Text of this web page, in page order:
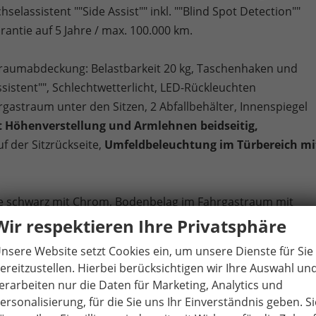
""Side Assist"" inkl. ""Blind Spot Detection""
auf 5 Jahre / max. 100.000 km.
Belastbarkeit 20 kg, Taschenhaken und
Schlechtwetterlicht, LED-Rückleuchten
unter den Sitzen, 2 Abfallbehälter, Innenspiegel
und Armlehnen beidseitig,
der Sitzrückseite, Umfeldbeleuchtung im Türbereich
mit Chrom, Bodenbelag im Fahrgastraum mit
Brushed"", Sitzbezüge Bi-Color Stoff ""Ribella"".
möglich), Car2X, (DAB+), Lautsprecher 8 Stück, USB-C-
FGSTR), Sprachsteuerung inkl. ICC
respektieren Ihre Privatsphäre
Website setzt Cookies ein, um unsere Dienste für Sie
Hierbei berücksichtigen wir Ihre Auswahl
nur die Daten für Marketing, Analytics und
für die Sie uns Ihr Einverständnis geben.